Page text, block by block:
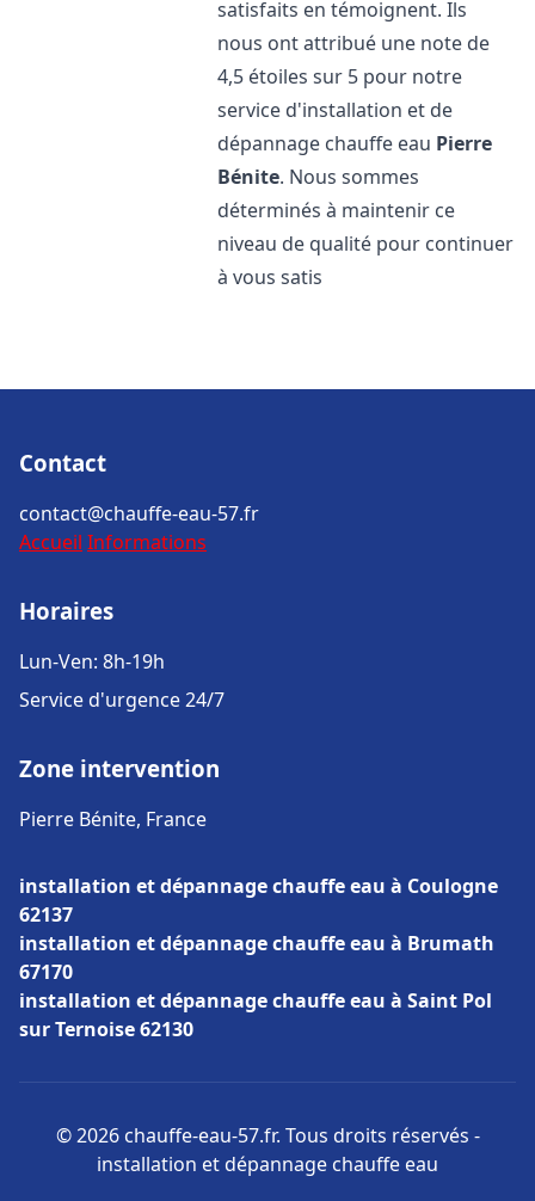
satisfaits en témoignent. Ils
nous ont attribué une note de
4,5 étoiles sur 5 pour notre
service d'installation et de
dépannage chauffe eau Pierre
Bénite. Nous sommes
déterminés à maintenir ce
niveau de qualité pour continuer
à vous satis
Contact
contact@chauffe-eau-57.fr
Accueil Informations
Horaires
Lun-Ven: 8h-19h
Service d'urgence 24/7
Zone intervention
Pierre Bénite, France
installation et dépannage chauffe eau à Coulogne
62137
installation et dépannage chauffe eau à Brumath
67170
installation et dépannage chauffe eau à Saint Pol
sur Ternoise 62130
© 2026 chauffe-eau-57.fr. Tous droits réservés -
installation et dépannage chauffe eau